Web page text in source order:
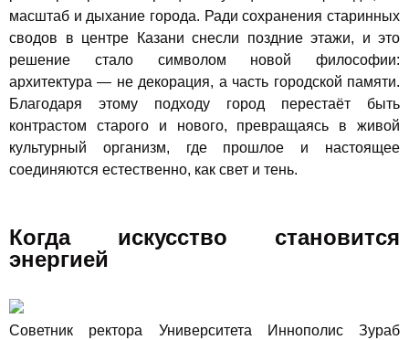
масштаб и дыхание города. Ради сохранения старинных
сводов в центре Казани снесли поздние этажи, и это
решение стало символом новой философии:
архитектура — не декорация, а часть городской памяти.
Благодаря этому подходу город перестаёт быть
контрастом старого и нового, превращаясь в живой
культурный организм, где прошлое и настоящее
соединяются естественно, как свет и тень.
Когда искусство становится
энергией
Советник ректора Университета Иннополис Зураб